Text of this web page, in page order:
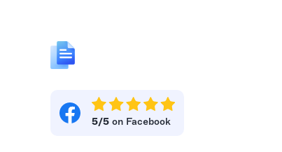
5/5 on Facebook